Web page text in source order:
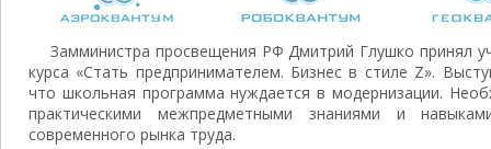
Замминистра просвещения РФ Дмитрий Глушко принял
курса «Стать предпринимателем. Бизнес в стиле Z».
что школьная программа нуждается в модернизации.
практическими межпредметными знаниями и
современного рынка труда.